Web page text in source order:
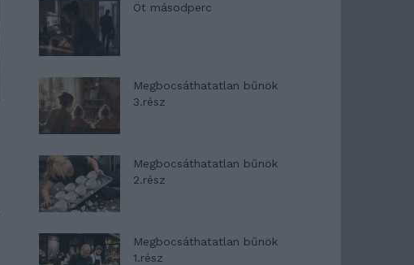
Öt másodperc
Megbocsáthatatlan bűnök
3.rész
Megbocsáthatatlan bűnök
2.rész
Megbocsáthatatlan bűnök
1.rész